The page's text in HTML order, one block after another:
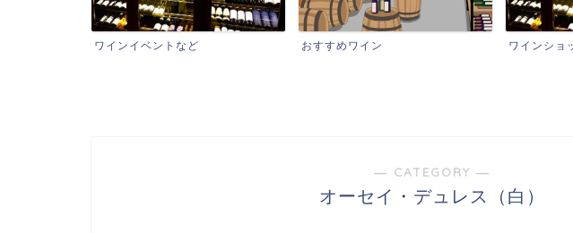
ワインイベントなど おすすめワイン ワインショ
― CATEGORY ―
オーセイ・デュレス（白）